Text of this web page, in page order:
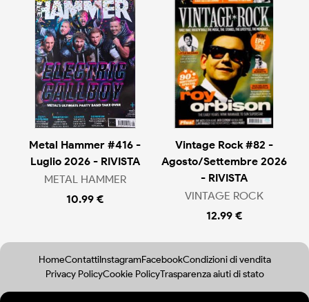
Metal Hammer #416 -
Luglio 2026 - RIVISTA
METAL HAMMER
10.99 €
Vintage Rock #82 -
Agosto/Settembre 2026
- RIVISTA
VINTAGE ROCK
12.99 €
HomeContattiInstagramFacebookCondizioni di vendita
Privacy PolicyCookie PolicyTrasparenza aiuti di stato